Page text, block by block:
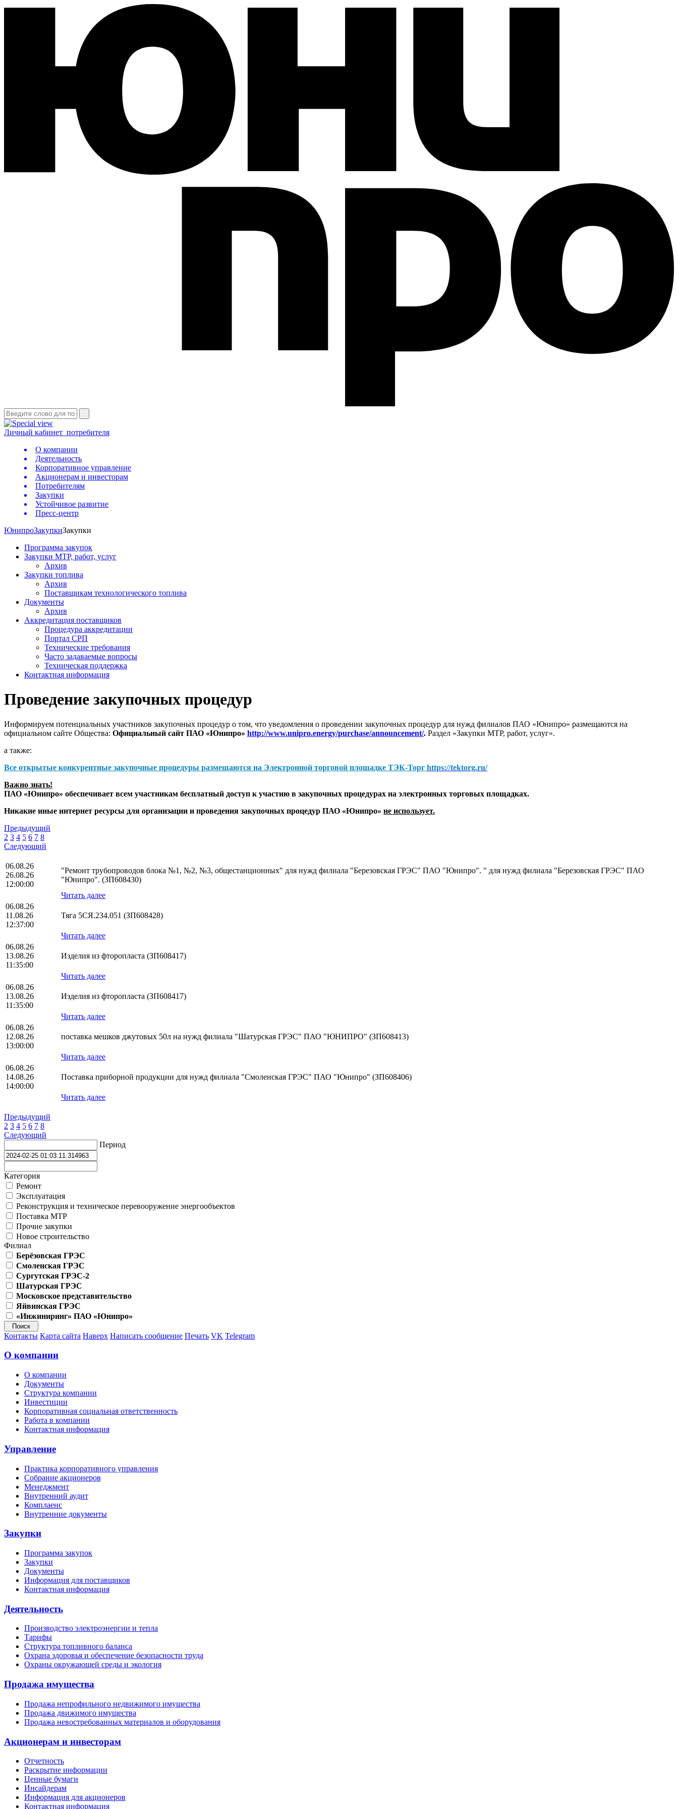
Личный кабинет потребителя
О компании
Деятельность
Корпоративное управление
Акционерам и инвесторам
Потребителям
Закупки
Устойчивое развитие
Пресс-центр
ЮнипроЗакупкиЗакупки
Программа закупок
Закупки МТР, работ, услуг
Архив
Закупки топлива
Архив
Поставщикам технологического топлива
Документы
Архив
Аккредитация поставщиков
Процедура аккредитации
Портал СРП
Технические требования
Часто задаваемые вопросы
Техническая поддержка
Контактная информация
Проведение закупочных процедур
Информируем потенциальных участников закупочных процедур о том, что уведомления о проведении закупочных процедур для нужд филиалов ПАО «Юнипро» размещаются на
официальном сайте Общества: Официальный сайт ПАО «Юнипро» http://www.unipro.energy/purchase/announcement/. Раздел «Закупки МТР, работ, услуг».
а также:
Все открытые конкурентные закупочные процедуры размещаются на Электронной торговой площадке ТЭК-Торг https://tektorg.ru/
Важно знать!
ПАО «Юнипро» обеспечивает всем участникам бесплатный доступ к участию в закупочных процедурах на электронных торговых площадках.
Никакие иные интернет ресурсы для организации и проведения закупочных процедур ПАО «Юнипро» не использует.
Предыдущий
2 3 4 5 6 7 8
Следующий
06.08.26
26.08.26
12:00:00
"Ремонт трубопроводов блока №1, №2, №3, общестанционных" для нужд филиала "Березовская ГРЭС" ПАО "Юнипро". " для нужд филиала "Березовская ГРЭС" ПАО
"Юнипро". (ЗП608430)
Читать далее
06.08.26
11.08.26
12:37:00
Тяга 5СЯ.234.051 (ЗП608428)
Читать далее
06.08.26
13.08.26
11:35:00
Изделия из фторопласта (ЗП608417)
Читать далее
06.08.26
13.08.26
11:35:00
Изделия из фторопласта (ЗП608417)
Читать далее
06.08.26
12.08.26
13:00:00
поставка мешков джутовых 50л на нужд филиала "Шатурская ГРЭС" ПАО "ЮНИПРО" (ЗП608413)
Читать далее
06.08.26
14.08.26
14:00:00
Поставка приборной продукции для нужд филиала "Смоленская ГРЭС" ПАО "Юнипро" (ЗП608406)
Читать далее
Предыдущий
2 3 4 5 6 7 8
Следующий
Период
Категория
Ремонт
Эксплуатация
Реконструкция и техническое перевооружение энергообъектов
Поставка МТР
Прочие закупки
Новое строительство
Филиал
Берёзовская ГРЭС
Смоленская ГРЭС
Сургутская ГРЭС-2
Шатурская ГРЭС
Московское представительство
Яйвинская ГРЭС
«Инжиниринг» ПАО «Юнипро»
Контакты Карта сайта Наверх Написать сообщение Печать VK Telegram
О компании
О компании
Документы
Структура компании
Инвестиции
Корпоративная социальная ответственность
Работа в компании
Контактная информация
Управление
Практика корпоративного управления
Собрание акционеров
Менеджмент
Внутренний аудит
Комплаенс
Внутренние документы
Закупки
Программа закупок
Закупки
Документы
Информация для поставщиков
Контактная информация
Деятельность
Производство электроэнергии и тепла
Тарифы
Структура топливного баланса
Охрана здоровья и обеспечение безопасности труда
Охраны окружающей среды и экология
Продажа имущества
Продажа непрофильного недвижимого имущества
Продажа движимого имущества
Продажа невостребованных материалов и оборудования
Акционерам и инвесторам
Отчетность
Раскрытие информации
Ценные бумаги
Инсайдерам
Информация для акционеров
Контактная информация